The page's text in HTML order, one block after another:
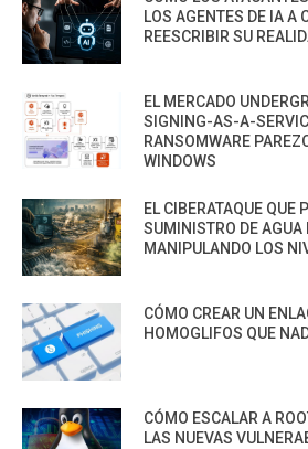
LOS AGENTES DE IA A
REESCRIBIR SU
EL MERCADO
SIGNING-AS-A-
RANSOMWARE
WINDOWS
EL CIBERATAQUE QUE
SUMINISTRO DE AGUA
MANIPULANDO LOS
CÓMO CREAR UN
HOMOGLIFOS QUE
CÓMO ESCALAR A
LAS NUEVAS